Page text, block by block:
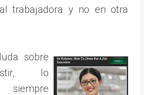
trabajadora y no en otra
sobre
lo
siempre